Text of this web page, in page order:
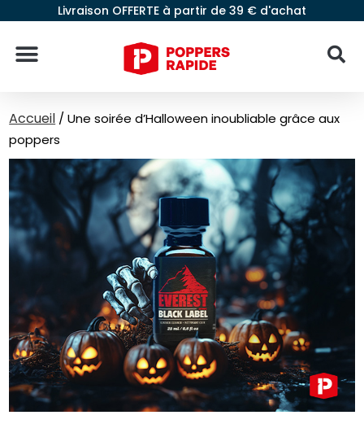
Livraison OFFERTE à partir de 39 € d'achat
Accueil /Une soirée d’Halloween inoubliable grâce aux
poppers